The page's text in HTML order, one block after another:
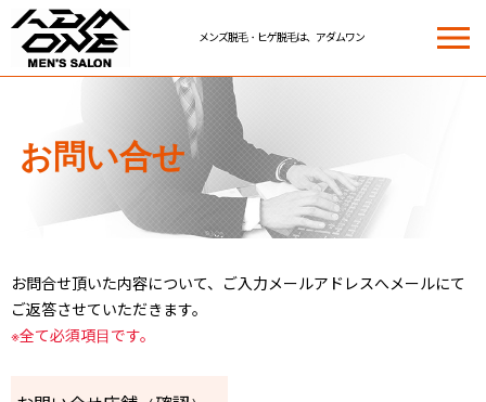
メンズ脱毛・ヒゲ脱毛は、アダムワン
お問い合せ
お問合せ頂いた内容について、ご入力メールアドレスへメールにて
ご返答させていただきます。
※全て必須項目です。